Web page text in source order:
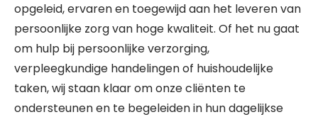
opgeleid, ervaren en toegewijd aan het leveren van
persoonlijke zorg van hoge kwaliteit. Of het nu gaat
om hulp bij persoonlijke verzorging,
verpleegkundige handelingen of huishoudelijke
taken, wij staan klaar om onze cliënten te
ondersteunen en te begeleiden in hun dagelijkse